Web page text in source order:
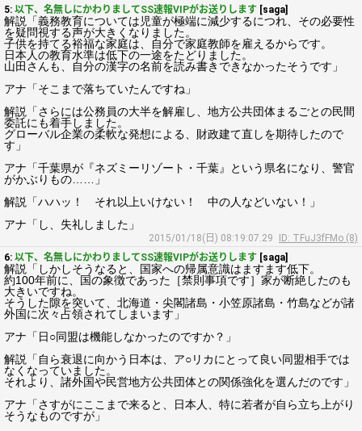
5: 以下、名無しにかわりましてSS速報VIPがお送りします [saga]
解説「義務教育については児童が極端に減少するにつれ、その必要性
を疑問視する声が大きくなりました。
子供を持てる裕福な家庭は、自分で家庭教師を雇えるからです。
日本人の教育水準は低下の一途をたどりました。
山田さんも、自分の漢字の名前を読み書きできなかったそうです」
アナ「そこまで落ちていたんですね」
解説「さらには公務員の大半を解雇し、地方公共団体まるごとの民間
委託にも着手しました。
グローバル企業の柔軟な発想による、財政建て直しを期待したので
す」
アナ「千葉県が『ネズミーリゾート・千葉』という県名になり、警官
がかぶりもの……」
解説「ハハッ！ それ以上いけない！ 中の人などいない！」
アナ「し、失礼しました」
2015/01/18(日) 08:19:07.29
ID: TFuJ3fFMo (8)
6: 以下、名無しにかわりましてSS速報VIPがお送りします [saga]
解説「しかしそうなると、国家への帰属意識はますます低下。
約100年前に、国の象徴であった［禁則事項です］家が断絶したのも
大きいですね。
そうした隙を突いて、北海道・尖閣諸島・小笠原諸島・竹島などが諸
外国に次々占領されてしまいます」
アナ「日○同盟は機能しなかったのですか？」
解説「自ら衰退に向かう日本は、ア○リカにとって良い同盟相手では
なくなっていました。
それより、諸外国や民営地方公共団体との関係強化を選んだのです」
アナ「さすがにここまで来ると、日本人、特に若者が自ら立ち上がり
そうなものですが」